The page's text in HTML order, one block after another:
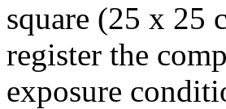
square (25 x 25
register the
exposure